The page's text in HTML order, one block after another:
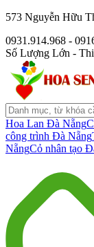
573 Nguyễn Hữu
0931.914.968 -
Số Lượng Lớn -
Hoa Lan Đà Nẵng
công trình Đà Nẵng
NẵngCỏ nhân tạo